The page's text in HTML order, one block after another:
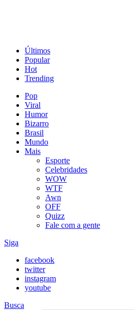
Últimos
Popular
Hot
Trending
Pop
Viral
Humor
Bizarro
Brasil
Mundo
Mais
Esporte
Celebridades
WOW
WTF
Awn
OFF
Quizz
Fale com a gente
Siga
facebook
twitter
instagram
youtube
Busca